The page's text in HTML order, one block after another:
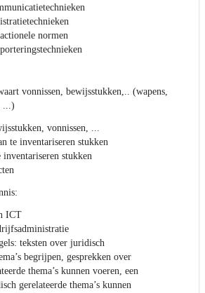
normen
vonnissen, bewijsstukken,.. (wapens,
...)
vonnissen, ...
te inventariseren stukken
stukken
ICT
teksten over juridisch
begrijpen, gesprekken over
thema’s kunnen voeren, een
gerelateerde thema’s kunnen